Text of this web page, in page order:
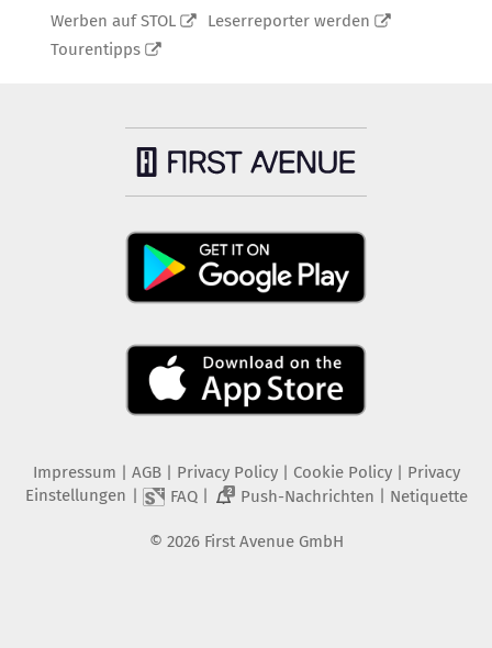
Werben auf STOL
Leserreporter werden
Tourentipps
Impressum AGB Privacy Policy| Cookie Policy| Privacy
Einstellungen
FAQ| 2 Push-Nachrichten Netiquette
© 2026 First Avenue GmbH